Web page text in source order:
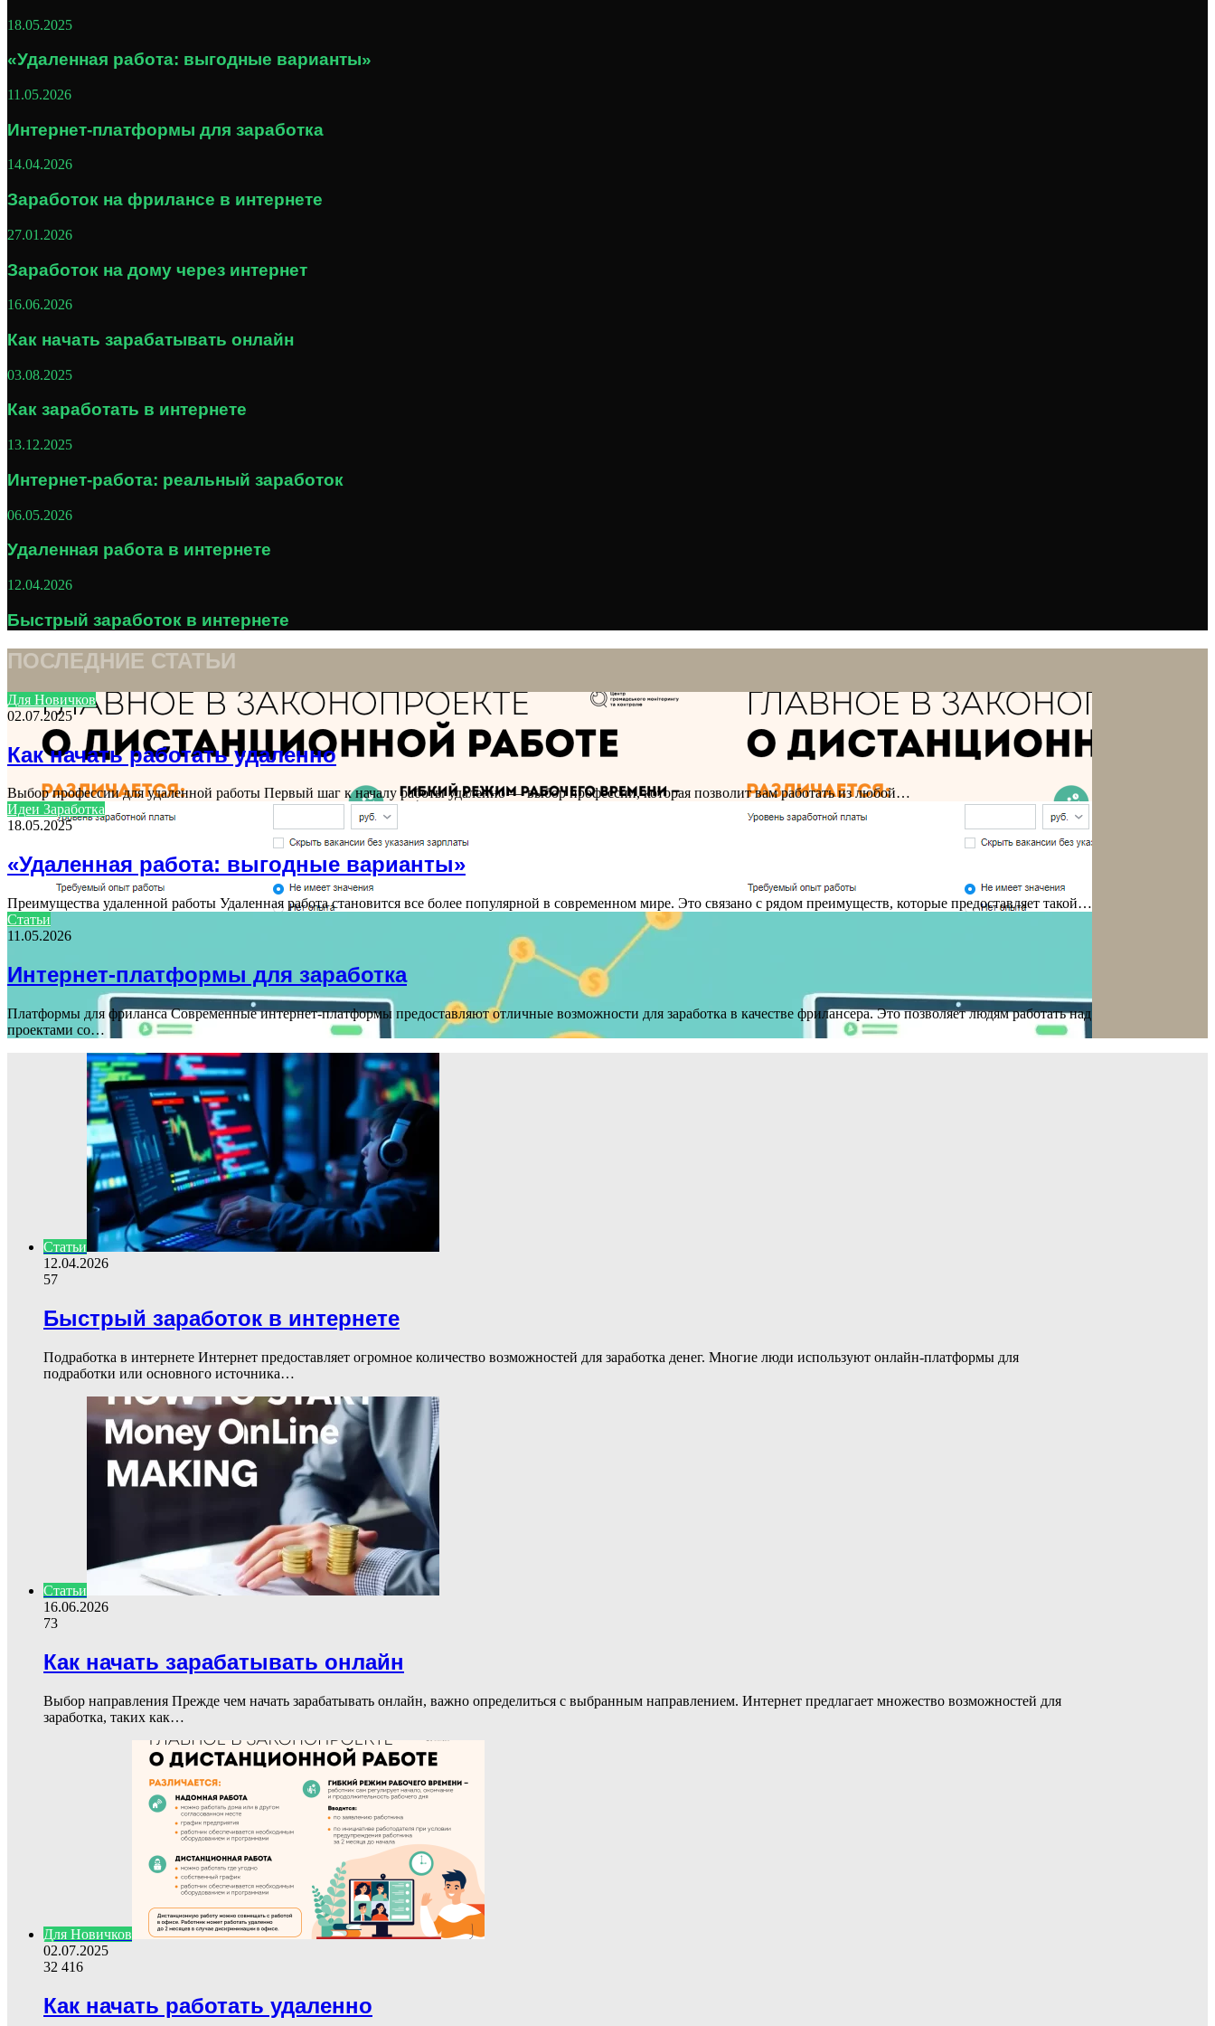
18.05.2025
«Удаленная работа: выгодные варианты»
11.05.2026
Интернет-платформы для заработка
14.04.2026
Заработок на фрилансе в интернете
27.01.2026
Заработок на дому через интернет
16.06.2026
Как начать зарабатывать онлайн
03.08.2025
Как заработать в интернете
13.12.2025
Интернет-работа: реальный заработок
06.05.2026
Удаленная работа в интернете
12.04.2026
Быстрый заработок в интернете
ПОСЛЕДНИЕ СТАТЬИ
Для Новичков
02.07.2025
Как начать работать удаленно
Выбор профессии для удаленной работы Первый шаг к началу работы удаленно — выбор профессии, которая позволит вам работать из любой…
Идеи Заработка
18.05.2025
«Удаленная работа: выгодные варианты»
Преимущества удаленной работы Удаленная работа становится все более популярной в современном мире. Это связано с рядом преимуществ, которые предоставляет такой…
Статьи
11.05.2026
Интернет-платформы для заработка
Платформы для фриланса Современные интернет-платформы предоставляют отличные возможности для заработка в качестве фрилансера. Это позволяет людям работать над
проектами со…
Статьи
12.04.2026
57
Быстрый заработок в интернете
Подработка в интернете Интернет предоставляет огромное количество возможностей для заработка денег. Многие люди используют онлайн-платформы для
подработки или основного источника…
Статьи
16.06.2026
73
Как начать зарабатывать онлайн
Выбор направления Прежде чем начать зарабатывать онлайн, важно определиться с выбранным направлением. Интернет предлагает множество возможностей для
заработка, таких как…
Для Новичков
02.07.2025
32 416
Как начать работать удаленно